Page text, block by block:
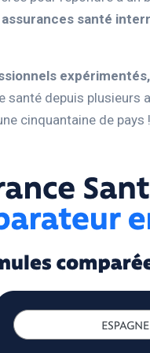
santé
expérimentés,
santé depuis
cinquantaine de pays !